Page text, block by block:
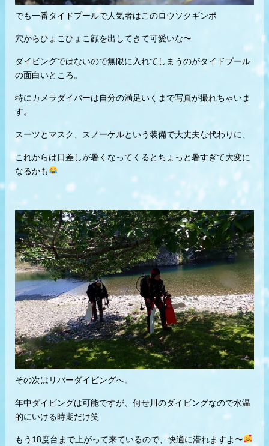
でも一番タイドプールで人気者はこのロウソクギンポ
穴からひょこひょこ顔を出してきて可愛いな〜
ダイビングではないので無限に入れてしまうのがタイドプール
の面白いところ。
特にカメラダイバーは自分の満足いくまで写真が撮れちゃいま
す。
スーツとマスク、スノーケルという装備で大丈夫な代わりに、
これからは日差しが暑くなってくるとちょっと暑すぎて大変に
なるかも
その次はリバーダイビングへ。
年中ダイビングは可能ですが、何せ川のダイビングなので水温
的にいける時期だけ笑
もう18度台まで上がって来ているので、快適に潜れますよ〜